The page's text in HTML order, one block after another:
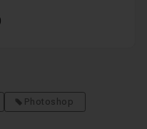
Photoshop